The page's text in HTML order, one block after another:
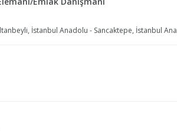
Anadolu - Sancaktepe, İstanbul Anadolu - Pendik, İstanbul Anadolu